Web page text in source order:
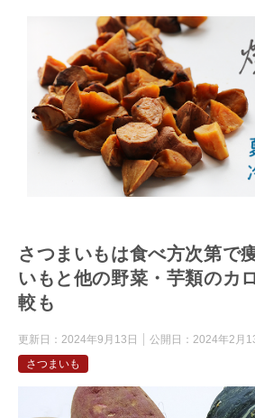
さつまいもは食べ方次第で
いもと他の野菜・芋類のカ
較も
更新日： 2024年9月13日 公開日： 2024年2月
さつまいも